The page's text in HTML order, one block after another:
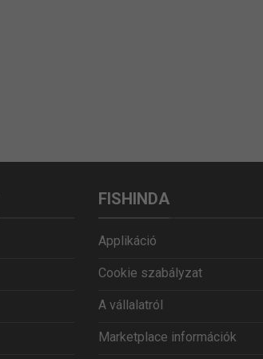
FISHINDA
Applikáció
Cookie szabályzat
A vállalatról
Marketplace információk